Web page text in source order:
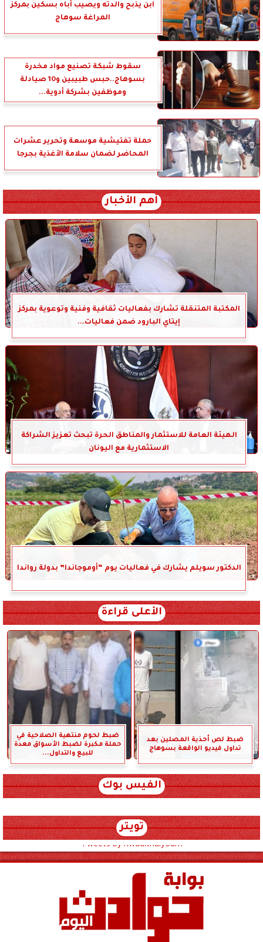
ابن يذبح والدته ويصيب أباه بسكين بمركز
المراغة سوهاج
سقوط شبكة تصنيع مواد مخدرة
بسوهاج..حبس طبيبين و10 صيادلة
وموظفين بشركة أدوية...
حملة تفتيشية موسعة وتحرير عشرات
المحاضر لضمان سلامة الأغذية بجرجا
أهم الأخبار
المكتبة المتنقلة تشارك بفعاليات ثقافية وفنية وتوعوية بمركز
إيتاي البارود ضمن فعاليات...
الهيئة العامة للاستثمار والمناطق الحرة تبحث تعزيز الشراكة
الاستثمارية مع اليونان
الدكتور سويلم يشارك في فعاليات يوم “أوموجاندا” بدولة رواندا
الأعلى قراءة
ضبط لص أحذية المصلين بعد
تداول فيديو الواقعة بسوهاج
ضبط لحوم منتهية الصلاحية في
حملة مكبرة لضبط الأسواق معدة
للبيع والتداول...
الفيس بوك
تويتر
Tweets by hwadithalyoum